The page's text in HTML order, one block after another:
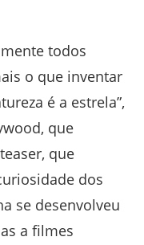
todos
o que inventar
é a estrela”,
que
que
dos
se desenvolveu
a filmes